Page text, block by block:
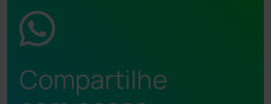
Compartilhe